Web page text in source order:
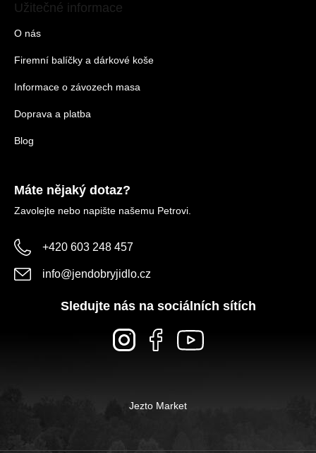
Užitečné informace
O nás
Firemní balíčky a dárkové koše
Informace o závozech masa
Doprava a platba
Blog
Máte nějaký dotaz?
Zavolejte nebo napište našemu Petrovi.
+420 603 248 457
info@jendobryjidlo.cz
Sledujte nás na sociálních sítích
Jezto Market